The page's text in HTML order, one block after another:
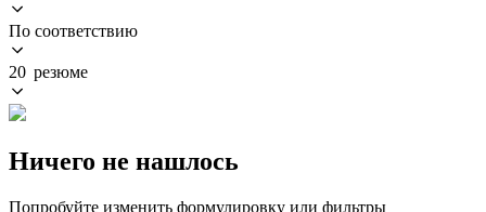
По соответствию
20 резюме
Ничего не нашлось
Попробуйте изменить формулировку или фильтры